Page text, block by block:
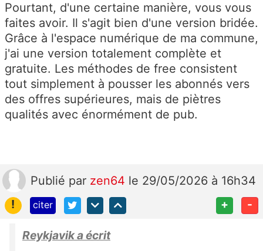
Pourtant, d'une certaine manière, vous vous
faites avoir. Il s'agit bien d'une version bridée.
Grâce à l'espace numérique de ma commune,
j'ai une version totalement complète et
gratuite. Les méthodes de free consistent
tout simplement à pousser les abonnés vers
des offres supérieures, mais de piètres
qualités avec énormément de pub.
Publié par zen64 le 29/05/2026 à 16h34
!
citer + -
Reykjavik a écrit